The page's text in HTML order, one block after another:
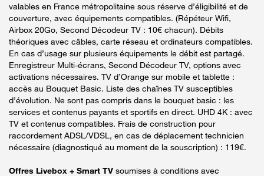
valables en France métropolitaine sous réserve d’éligibilité et de
couverture, avec équipements compatibles. (Répéteur Wifi,
Airbox 20Go, Second Décodeur TV : 10€ chacun). Débits
théoriques avec câbles, carte réseau et ordinateurs compatibles.
En cas d’usage sur plusieurs équipements le débit est partagé.
Enregistreur Multi-écrans, Second Décodeur TV, options avec
activations nécessaires. TV d’Orange sur mobile et tablette :
accès au Bouquet Basic. Liste des chaînes TV susceptibles
d’évolution. Ne sont pas compris dans le bouquet basic : les
services et contenus payants et sportifs en direct. UHD 4K : avec
TV et contenus compatibles. Frais de construction pour
raccordement ADSL/VDSL, en cas de déplacement technicien
nécessaire (diagnostiqué au moment de la souscription) : 119€.
Offres Livebox + Smart TV soumises à conditions avec